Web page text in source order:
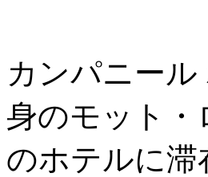
カンパニー
身のモット・
のホテルに